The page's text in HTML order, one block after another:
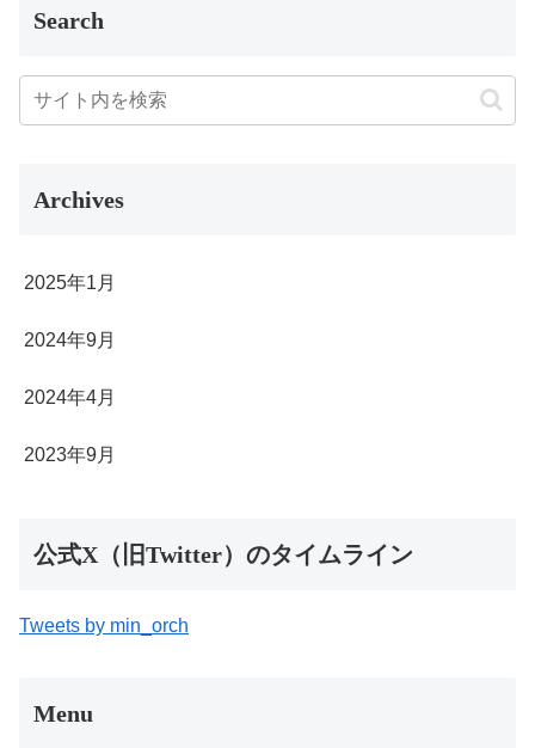
Search
Archives
2025年1月
2024年9月
2024年4月
2023年9月
公式X（旧Twitter）のタイムライン
Tweets by min_orch
Menu